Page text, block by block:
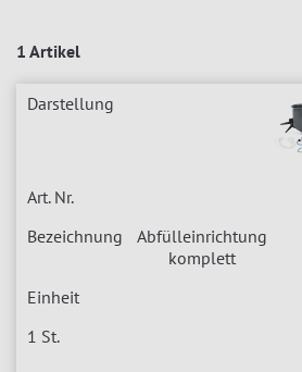
1 Artikel
Abfülleinrichtung
komplett